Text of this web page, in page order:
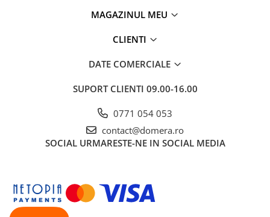
MAGAZINUL MEU
CLIENTI
DATE COMERCIALE
SUPORT CLIENTI 09.00-16.00
0771 054 053
contact@domera.ro
SOCIAL URMARESTE-NE IN SOCIAL MEDIA